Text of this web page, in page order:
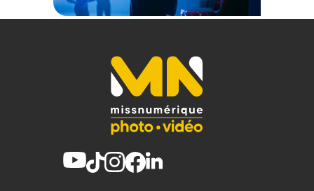
(1) Offre valable jusqu'au 31 Décembre 2030 à partir de 49 euros
sur les produits de moins de 1m et moins de 20Kg.
(2) Sous réserve d'éligibilité.
(3) Nombre de points Fidélité estimés, hors remises au panier, basé
sur le prix TTC en €, les points seront effectivement calculés dans le